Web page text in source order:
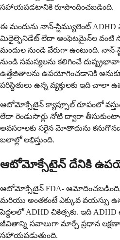
సహాయపడటానికి రూపొందించబడింది.
ఈ మందును నాన్-స్టిమ్యులెంట్ ADHD
మిథైల్ఫెనిడేట్ లేదా ఆంఫెటమైన్‌ల వంటి
మందుల నుండి వేరుగా ఉంటుంది.
నుండి సమస్యలను కలిగించే
ఉత్తేజితాలను ఉపయోగించడానికి
పరిస్థితులు ఉన్న వ్యక్తులకు ఇది
ఆటోమోక్సేటైన్ క్యాప్సూల్ రూపంలో
లేదా రెండుసార్లు నోటి ద్వారా
అవసరాలకు సరైన మోతాదును
బలాల్లో లభిస్తుంది.
ఆటోమోక్సేటైన్ దేనికి
ఆటోమోక్సేటైన్ FDA- ఆమోదించబడింది,
మరియు అంతకంటే ఎక్కువ వయస్సు
పెద్దలలో ADHD చికిత్సకు. ఇది ADHD
జీవితాన్ని సవాలుగా మార్చే ప్రధాన
సహాయపడుతుంది.